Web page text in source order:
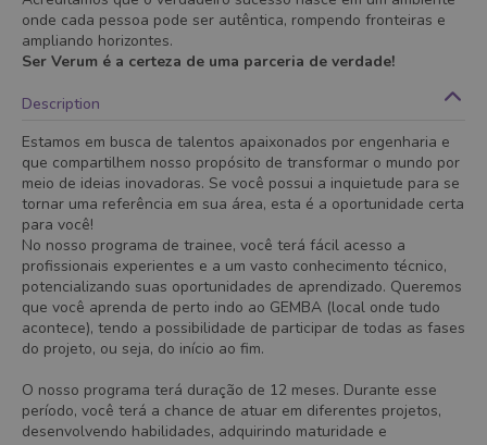
onde cada pessoa pode ser autêntica, rompendo fronteiras e
ampliando horizontes.
Ser Verum é a certeza de uma parceria de verdade!
Description
Estamos em busca de talentos apaixonados por engenharia e
que compartilhem nosso propósito de transformar o mundo por
meio de ideias inovadoras. Se você possui a inquietude para se
tornar uma referência em sua área, esta é a oportunidade certa
para você!
No nosso programa de trainee, você terá fácil acesso a
profissionais experientes e a um vasto conhecimento técnico,
potencializando suas oportunidades de aprendizado. Queremos
que você aprenda de perto indo ao GEMBA (local onde tudo
acontece), tendo a possibilidade de participar de todas as fases
do projeto, ou seja, do início ao fim.
O nosso programa terá duração de 12 meses. Durante esse
período, você terá a chance de atuar em diferentes projetos,
desenvolvendo habilidades, adquirindo maturidade e